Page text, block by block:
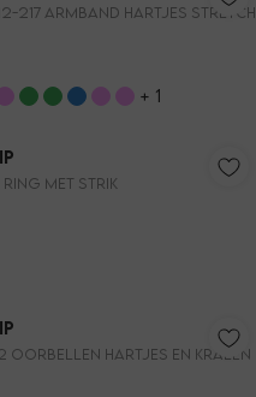
217 ARMBAND HARTJES STRETCH
+ 1
RING MET STRIK
OORBELLEN HARTJES EN KRALEN